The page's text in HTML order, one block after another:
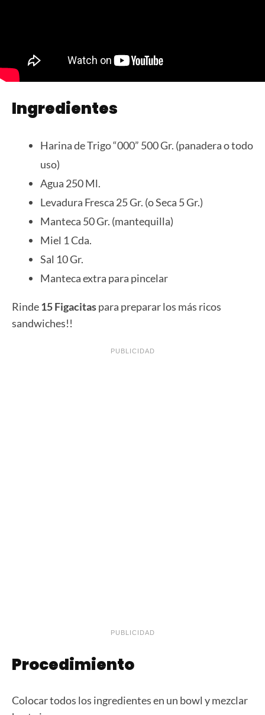
Ingredientes
Harina de Trigo “000” 500 Gr. (panadera o todo
uso)
Agua 250 Ml.
Levadura Fresca 25 Gr. (o Seca 5 Gr.)
Manteca 50 Gr. (mantequilla)
Miel 1 Cda.
Sal 10 Gr.
Manteca extra para pincelar
Rinde15 Figacitaspara preparar los más ricos
sandwiches!!
PUBLICIDAD
PUBLICIDAD
Procedimiento
Colocar todos los ingredientes en un bowl y mezclar